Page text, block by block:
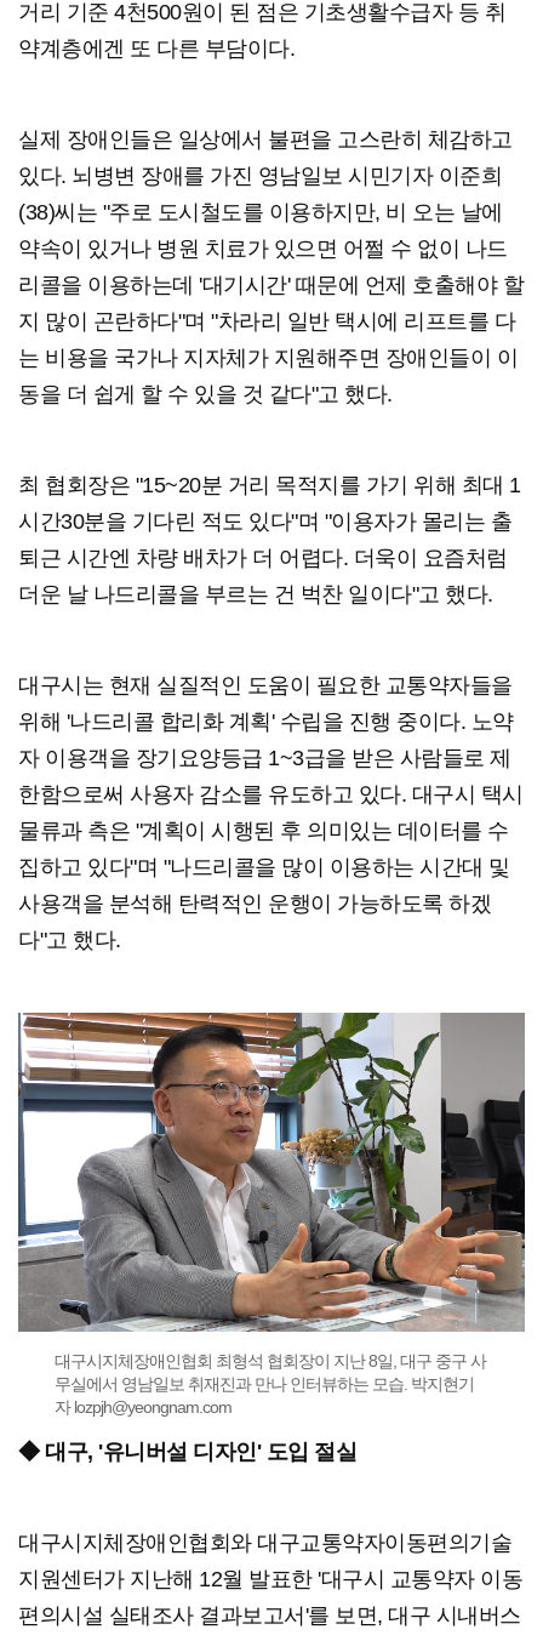
거리 기준 4천500원이 된 점은 기초생활수급자 등 취
약계층에겐 또 다른 부담이다.
실제 장애인들은 일상에서 불편을 고스란히 체감하고
있다. 뇌병변 장애를 가진 영남일보 시민기자 이준희
(38)씨는 "주로 도시철도를 이용하지만, 비 오는 날에
약속이 있거나 병원 치료가 있으면 어쩔 수 없이 나드
리콜을 이용하는데 '대기시간' 때문에 언제 호출해야 할
지 많이 곤란하다"며 "차라리 일반 택시에 리프트를 다
는 비용을 국가나 지자체가 지원해주면 장애인들이 이
동을 더 쉽게 할 수 있을 것 같다"고 했다.
최 협회장은 "15~20분 거리 목적지를 가기 위해 최대 1
시간30분을 기다린 적도 있다"며 "이용자가 몰리는 출
퇴근 시간엔 차량 배차가 더 어렵다. 더욱이 요즘처럼
더운 날 나드리콜을 부르는 건 벅찬 일이다"고 했다.
대구시는 현재 실질적인 도움이 필요한 교통약자들을
위해 '나드리콜 합리화 계획' 수립을 진행 중이다. 노약
자 이용객을 장기요양등급 1~3급을 받은 사람들로 제
한함으로써 사용자 감소를 유도하고 있다. 대구시 택시
물류과 측은 "계획이 시행된 후 의미있는 데이터를 수
집하고 있다"며 "나드리콜을 많이 이용하는 시간대 및
사용객을 분석해 탄력적인 운행이 가능하도록 하겠
다"고 했다.
대구시지체장애인협회 최형석 협회장이 지난 8일, 대구 중구 사
무실에서 영남일보 취재진과 만나 인터뷰하는 모습. 박지현기
자 lozpjh@yeongnam.com
◆ 대구, '유니버설 디자인' 도입 절실
대구시지체장애인협회와 대구교통약자이동편의기술
지원센터가 지난해 12월 발표한 '대구시 교통약자 이동
편의시설 실태조사 결과보고서'를 보면, 대구 시내버스